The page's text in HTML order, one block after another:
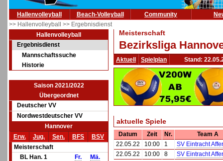
Hallenvolleyball Beach-Volleyball Community
>> Hallenvolleyball >> Ergebnisdienst
Hallenvolleyball
Ergebnisdienst
Mannschaftssuche
Historie
Saison 2021/2022
Übergeordnet
Deutscher VV
Nordwestdeutscher VV
Hannover
Erw.
Jug. Sen. BFS
BSV
Meisterschaft
BL Han. 1
Fr.
Mä.
Meisterschaft
Bezirksliga
Aktuell Spielplan Stand:
aktuelle Spiele
Datum Zeit Nr.
Team A
22.05.22
10:00 1
SV Eintracht
22.05.22
10:00 8 SV Eintracht